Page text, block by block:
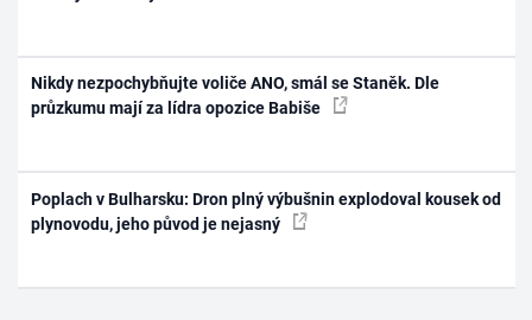
Nikdy nezpochybňujte voliče ANO, smál se Staněk. Dle
průzkumu mají za lídra opozice Babiše
Poplach v Bulharsku: Dron plný výbušnin explodoval kousek od
plynovodu, jeho původ je nejasný